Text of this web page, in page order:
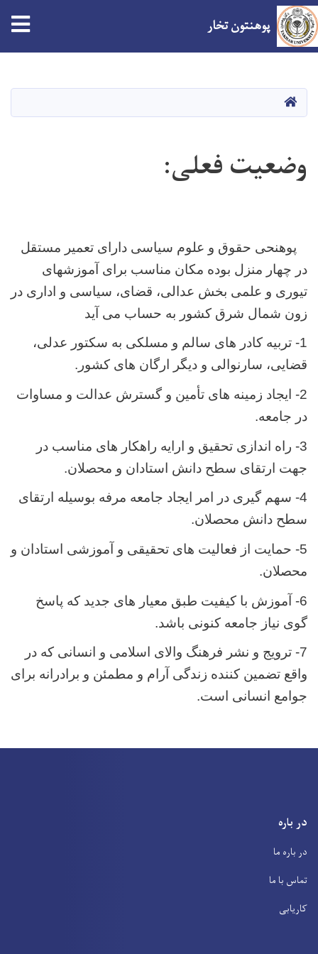
content
پوهنتون تخار
صفحه اصلی
وضعیت فعلی:
پوهنحی حقوق و علوم سیاسی دارای تعمیر مستقل
در چهار منزل بوده مکان مناسب برای آموزشهای
تیوری و علمی بخش عدالی، قضای، سیاسی و اداری در
زون شمال شرق کشور به حساب می آید
1- تربیه کادر های سالم و مسلکی به سکتور عدلی،
قضایی، سارنوالی و دیگر ارگان های کشور.
2- ایجاد زمینه های تأمین و گسترش عدالت و مساوات
در جامعه.
3- راه اندازی تحقیق و ارایه راهکار های مناسب در
جهت ارتقای سطح دانش استادان و محصلان.
4- سهم گیری در امر ایجاد جامعه مرفه بوسیله ارتقای
سطح دانش محصلان.
5- حمایت از فعالیت های تحقیقی و آموزشی استادان و
محصلان.
6- آموزش با کیفیت طبق معیار های جدید که پاسخ
گوی نیاز جامعه کنونی باشد.
7- ترویج و نشر فرهنگ والای اسلامی و انسانی که در
واقع تضمین کننده زندگی آرام و مطمئن و برادرانه برای
جوامع انسانی است.
در باره
در باره ما
تماس با ما
کاریابی